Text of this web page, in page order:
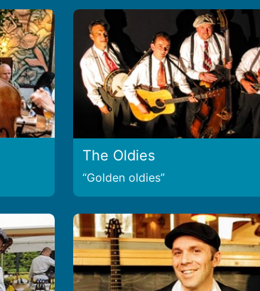
The Oldies
Golden oldies